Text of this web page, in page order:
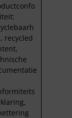
recycled